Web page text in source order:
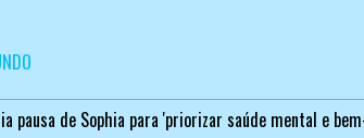
pausa de Sophia para 'priorizar saúde mental e